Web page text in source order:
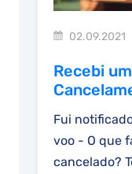
02.09.2021
Recebi
Fui
voo - O que
cancelado?